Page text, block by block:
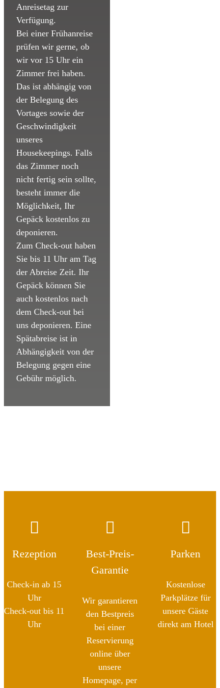
Anreisetag zur
Verfügung.
Bei einer Frühanreise
prüfen wir gerne, ob
wir vor 15 Uhr ein
Zimmer frei haben.
Das ist abhängig von
der Belegung des
Vortages sowie der
Geschwindigkeit
unseres
Housekeepings. Falls
das Zimmer noch
nicht fertig sein sollte,
besteht immer die
Möglichkeit, Ihr
Gepäck kostenlos zu
deponieren.
Zum Check-out haben
Sie bis 11 Uhr am Tag
der Abreise Zeit. Ihr
Gepäck können Sie
auch kostenlos nach
dem Check-out bei
uns deponieren. Eine
Spätabreise ist in
Abhängigkeit von der
Belegung gegen eine
Gebühr möglich.
Rezeption
Check-in ab 15
Uhr
Check-out bis 11
Uhr
Best-Preis-
Garantie
Wir garantieren
den Bestpreis
bei einer
Reservierung
online über
unsere
Homepage, per
Parken
Kostenlose
Parkplätze für
unsere Gäste
direkt am Hotel